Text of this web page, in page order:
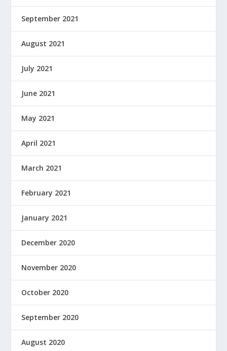
September 2021
August 2021
July 2021
June 2021
May 2021
April 2021
March 2021
February 2021
January 2021
December 2020
November 2020
October 2020
September 2020
August 2020